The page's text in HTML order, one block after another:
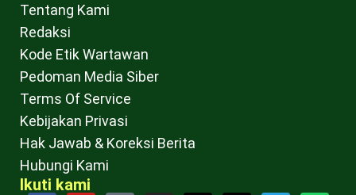
Tentang Kami
Redaksi
Kode Etik Wartawan
Pedoman Media Siber
Terms Of Service
Kebijakan Privasi
Hak Jawab & Koreksi Berita
Hubungi Kami
Ikuti kami